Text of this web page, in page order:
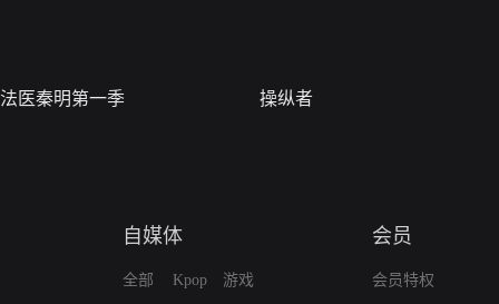
法医秦明第一季 操纵者
自媒体
全部
Kpop
游戏
会员
会员特权